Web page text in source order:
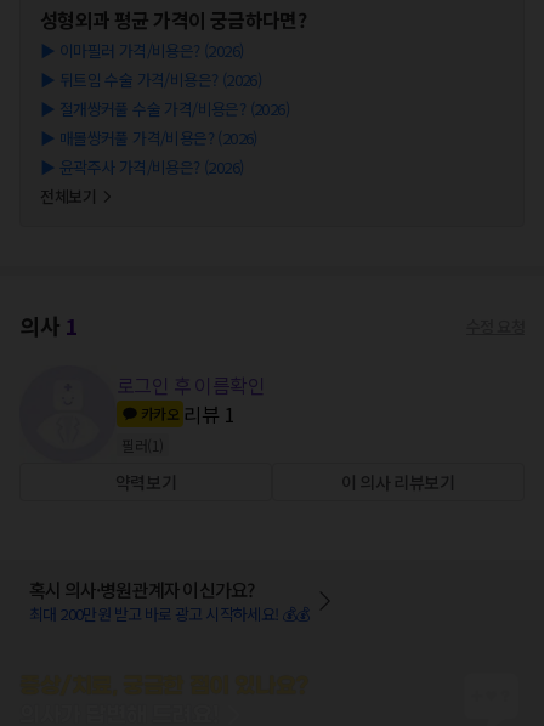
성형외과 평균 가격이 궁금하다면?
▶ 이마필러 가격/비용은? (2026)
▶ 뒤트임 수술 가격/비용은? (2026)
▶ 절개쌍커풀 수술 가격/비용은? (2026)
▶ 매몰쌍커풀 가격/비용은? (2026)
▶ 윤곽주사 가격/비용은? (2026)
전체보기
의사 1
로그인 후 이름확인
카카오 리뷰 1
필러
약력보기 이 의사 리뷰보기
혹시 의사·병원관계자 이신가요?
최대 200만원 받고 바로 광고 시작하세요! 💰💰